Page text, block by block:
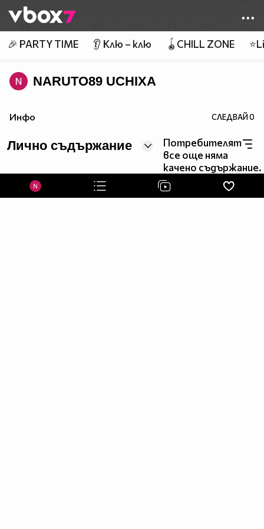
👾
🎉 PARTY TIME 👂 Клю – клю 🪀CHILL ZONE
NARUTO89 UCHIXA
Инфо СЛЕДВАЙ0
Лично съдържание
Потребителят
все още няма
качено съдържание.